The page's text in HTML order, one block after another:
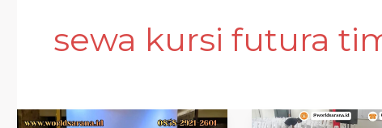
sewa kursi futura
Sewa
SEWA